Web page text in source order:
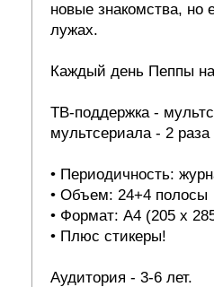
новые знакомства,
лужах.
Каждый день Пеппы
ТВ-поддержка -
мультсериала - 2
• Периодичность:
• Объем: 24+4 полосы
• Формат: А4 (205 х
• Плюс стикеры!
Аудитория - 3-6 лет.